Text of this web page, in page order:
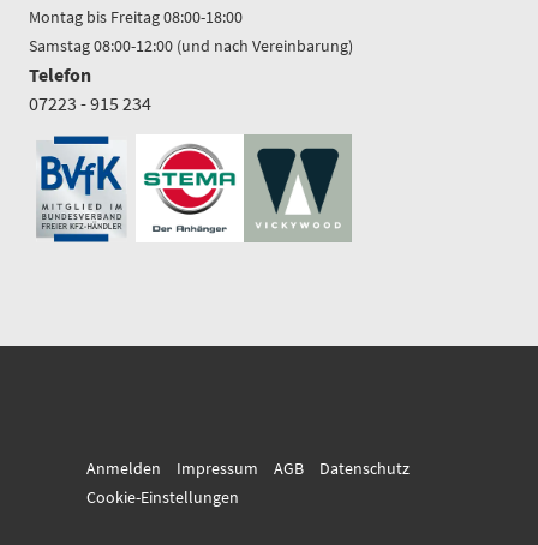
Montag bis Freitag 08:00-18:00
Samstag 08:00-12:00 (und nach Vereinbarung)
Telefon
07223 - 915 234
Anmelden Impressum AGB
Datenschutz
Cookie-Einstellungen